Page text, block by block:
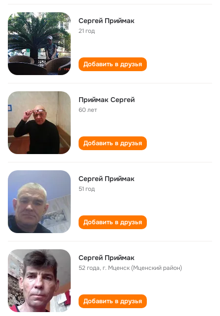
Сергей Приймак
21 год
Добавить в друзья
Приймак Сергей
60 лет
Добавить в друзья
Сергей Приймак
51 год
Добавить в друзья
Сергей Приймак
52 года,г. Мценск (Мценский район)
Добавить в друзья